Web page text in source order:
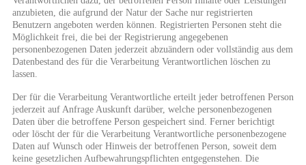
anzubieten, die aufgrund der Natur der Sache nur registrierten
Benutzern angeboten werden können. Registrierten Personen steht die
Möglichkeit frei, die bei der Registrierung angegebenen
personenbezogenen Daten jederzeit abzuändern oder vollständig aus dem
Datenbestand des für die Verarbeitung Verantwortlichen löschen zu
lassen.
Der für die Verarbeitung Verantwortliche erteilt jeder betroffenen Person
jederzeit auf Anfrage Auskunft darüber, welche personenbezogenen
Daten über die betroffene Person gespeichert sind. Ferner berichtigt
oder löscht der für die Verarbeitung Verantwortliche personenbezogene
Daten auf Wunsch oder Hinweis der betroffenen Person, soweit dem
keine gesetzlichen Aufbewahrungspflichten entgegenstehen. Die